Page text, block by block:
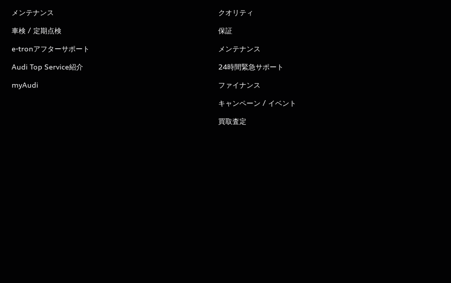
メンテナンス
車検 / 定期点検
e-tronアフターサポート
Audi Top Service紹介
myAudi
クオリティ
保証
メンテナンス
24時間緊急サポート
ファイナンス
キャンペーン / イベント
買取査定